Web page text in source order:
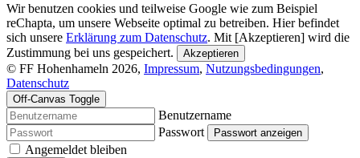
Wir benutzen cookies und teilweise Google wie zum Beispiel
reChapta, um unsere Webseite optimal zu betreiben. Hier befindet
sich unsere Erklärung zum Datenschutz. Mit [Akzeptieren] wird die
Zustimmung bei uns gespeichert.
Akzeptieren
© FF Hohenhameln 2026, Impressum, Nutzungsbedingungen,
Datenschutz
Off-Canvas Toggle
Benutzername
Passwort
Passwort anzeigen
Angemeldet bleiben